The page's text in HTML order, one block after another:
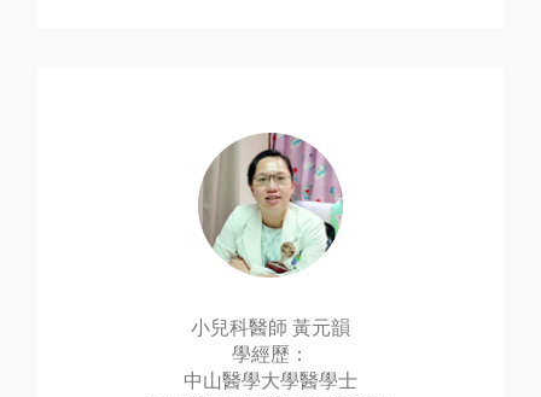
小兒科醫師 黃元韻
學經歷：
中山醫學大學醫學士